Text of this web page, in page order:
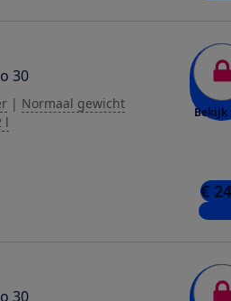
30
| Normaal gewicht
l
Bekijk
€
3
30